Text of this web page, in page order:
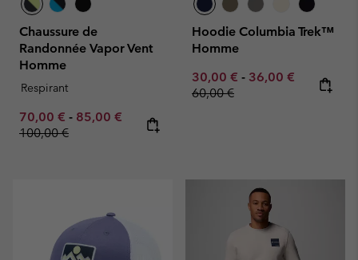
Chaussure de
Randonnée Vapor Vent
Homme
Respirant
Minimum sale price:
70,00 € - Maximum sale price:
85,00 € Regular price:
100,00 €
Hoodie Columbia Trek™
Homme
Minimum sale price:
30,00 € - Maximum sale
36,00 € Regular
60,00 €